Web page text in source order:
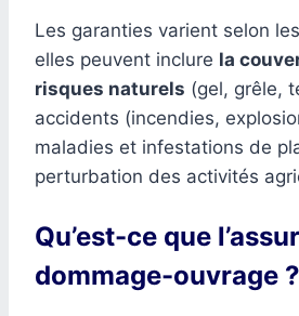
Les garanties varient selon
elles peuvent inclure la
risques naturels (gel, grêle,
accidents (incendies,
maladies et infestations de
perturbation des activités
Qu’est-ce que
dommage-ouvrage ?